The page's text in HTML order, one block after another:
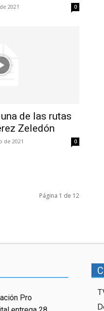
2021 0
de las rutas
Zeledón
de 2021 0
Página 1 de 12
Pro